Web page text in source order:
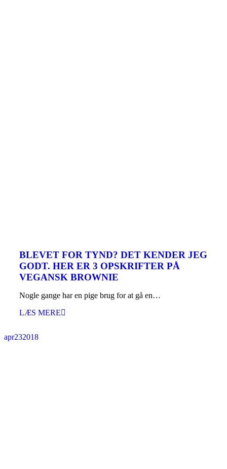
BLEVET FOR TYND? DET KENDER JEG
GODT. HER ER 3 OPSKRIFTER PÅ
VEGANSK BROWNIE
Nogle gange har en pige brug for at gå en…
LÆS MERE
apr232018